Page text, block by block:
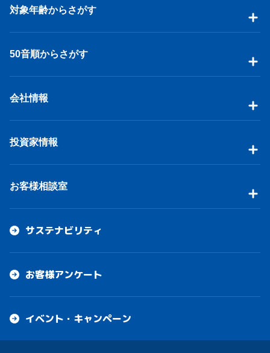
対象年齢からさがす
50音順からさがす
会社情報
投資家情報
お客様相談室
サステナビリティ
お客様アンケート
イベント・キャンペーン